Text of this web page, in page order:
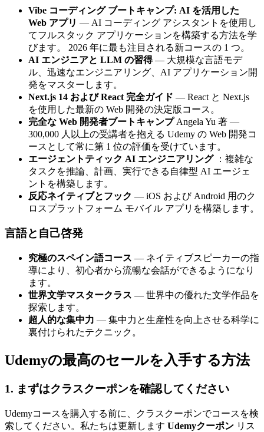
Vibe コーディング ブートキャンプ: AI を活用した
Web アプリ — AI コーディング アシスタントを使用し
てフルスタック アプリケーションを構築する方法を学
びます。 2026 年に最も注目される新コースの 1 つ。
AI エンジニアと LLM の習得— 大規模な言語モデ
ル、迅速なエンジニアリング、AI アプリケーション開
発をマスターします。
Next.js 14 および React 完全ガイド — React と Next.js
を使用した最新の Web 開発の決定版コース。
完全な Web 開発者ブートキャンプAngela Yu 著 —
300,000 人以上の受講者を抱える Udemy の Web 開発コ
ースとして常に第 1 位の評価を受けています。
エージェントティック AI エンジニアリング：複雑な
タスクを推論、計画、実行できる自律型 AI エージェ
ントを構築します。
反応ネイティブとフック — iOS および Android 用のク
ロスプラットフォーム モバイル アプリを構築します。
言語と自己啓発
究極のスペイン語コース — ネイティブスピーカーの指
導により、初心者から流暢な会話ができるようになり
ます。
世界文学マスタークラス — 世界中の優れた文学作品を
探索します。
超人的な集中力 — 集中力と生産性を向上させる科学に
裏付けられたテクニック。
Udemyの最高のセールを入手する方法
1. まずはクラスクーポンを確認してください
Udemyコースを購入する前に、クラスクーポンでコースを検
索してください。私たちは更新します Udemyクーポン リス